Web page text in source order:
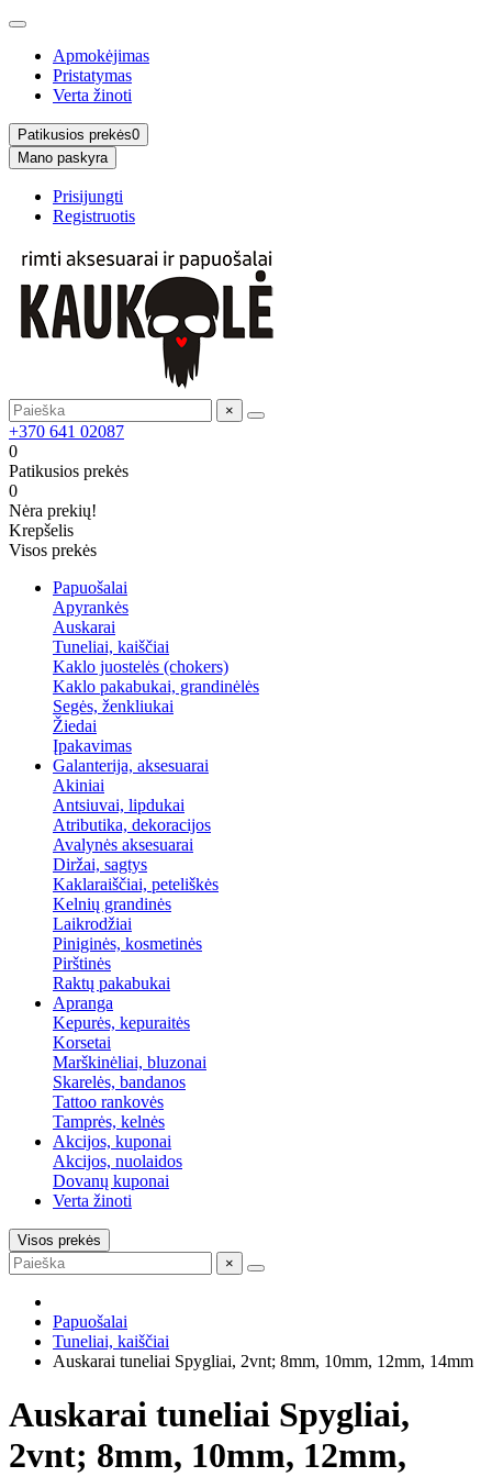
Apmokėjimas
Pristatymas
Verta žinoti
Patikusios prekės0
Mano paskyra
Prisijungti
Registruotis
×
+370 641 02087
0
Patikusios prekės
0
Nėra prekių!
Krepšelis
Visos prekės
Papuošalai
Apyrankės
Auskarai
Tuneliai, kaiščiai
Kaklo juostelės (chokers)
Kaklo pakabukai, grandinėlės
Segės, ženkliukai
Žiedai
Įpakavimas
Galanterija, aksesuarai
Akiniai
Antsiuvai, lipdukai
Atributika, dekoracijos
Avalynės aksesuarai
Diržai, sagtys
Kaklaraiščiai, peteliškės
Kelnių grandinės
Laikrodžiai
Piniginės, kosmetinės
Pirštinės
Raktų pakabukai
Apranga
Kepurės, kepuraitės
Korsetai
Marškinėliai, bluzonai
Skarelės, bandanos
Tattoo rankovės
Tamprės, kelnės
Akcijos, kuponai
Akcijos, nuolaidos
Dovanų kuponai
Verta žinoti
Visos prekės
×
Papuošalai
Tuneliai, kaiščiai
Auskarai tuneliai Spygliai, 2vnt; 8mm, 10mm, 12mm, 14mm
Auskarai tuneliai Spygliai,
2vnt; 8mm, 10mm, 12mm,